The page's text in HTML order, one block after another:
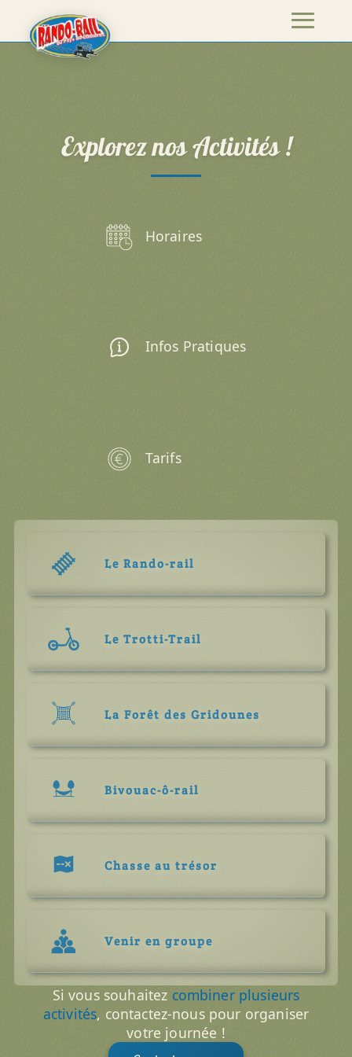
Explorez nos Activités !
Horaires
Infos Pratiques
Tarifs
Le Rando-rail
Le Trotti-Trail
La Forêt des Gridounes
Bivouac-ô-rail
Chasse au trésor
Venir en groupe
Si vous souhaitezcombiner plusieurs
activités, contactez-nous pour organiser
votre journée !